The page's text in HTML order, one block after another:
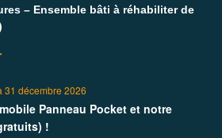
– Ensemble bâti à réhabiliter de
31 décembre 2026
Panneau Pocket et notre
!